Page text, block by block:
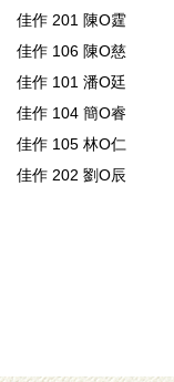
佳作 201 陳O霆
佳作 106 陳O慈
佳作 101 潘O廷
佳作 104 簡O睿
佳作 105 林O仁
佳作 202 劉O辰